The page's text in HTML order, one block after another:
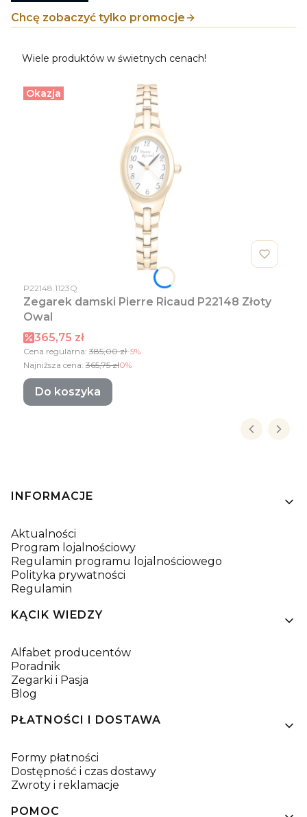
Chcę zobaczyć tylko promocje
Wiele produktów w świetnych cenach!
Okazja
Kod produktu
P22148.1123Q
Zegarek damski Pierre Ricaud P22148 Złoty
Owal
Cena promocyjna
365,75 zł
Cena regularna: 385,00 zł-5%
Najniższa cena: 365,75 zł0%
Do koszyka
Linki w stopce
INFORMACJE
Aktualności
Program lojalnościowy
Regulamin programu lojalnościowego
Polityka prywatności
Regulamin
KĄCIK WIEDZY
Alfabet producentów
Poradnik
Zegarki i Pasja
Blog
PŁATNOŚCI I DOSTAWA
Formy płatności
Dostępność i czas dostawy
Zwroty i reklamacje
POMOC